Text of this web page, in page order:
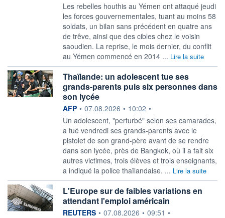
Les rebelles houthis au Yémen ont attaqué jeudi
les forces gouvernementales, tuant au moins 58
soldats, un bilan sans précédent en quatre ans
de trêve, ainsi que des cibles chez le voisin
saoudien. La reprise, le mois dernier, du conflit
au Yémen commencé en 2014 ... Lire la suite
Thaïlande: un adolescent tue ses
grands-parents puis six personnes dans
son lycée
information fournie par
AFP • 07.08.2026 • 10:02 •
Un adolescent, "perturbé" selon ses camarades,
a tué vendredi ses grands-parents avec le
pistolet de son grand-père avant de se rendre
dans son lycée, près de Bangkok, où il a fait six
autres victimes, trois élèves et trois enseignants,
a indiqué la police thaïlandaise. ... Lire la suite
L'Europe sur de faibles variations en
attendant l'emploi américain
information fournie par
REUTERS • 07.08.2026 • 09:51 •